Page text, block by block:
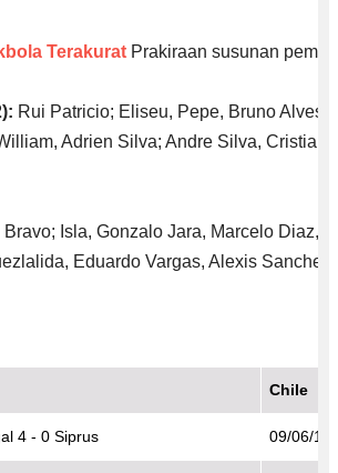
TerakuratPrakiraan susunan
Rui Patricio; Eliseu, Pepe, Bruno Alves,
Adrien Silva; Andre Silva,
Bravo; Isla, Gonzalo Jara, Marcelo Diaz,
Eduardo Vargas, Alexis Sanchez.
Chile
4 - 0 Siprus 09/06/17